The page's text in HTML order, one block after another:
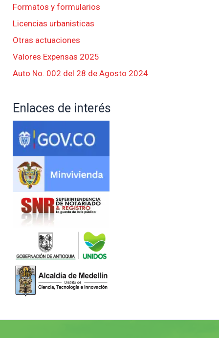
Formatos y formularios
Licencias urbanisticas
Otras actuaciones
Valores Expensas 2025
Auto No. 002 del 28 de Agosto 2024
Enlaces de interés